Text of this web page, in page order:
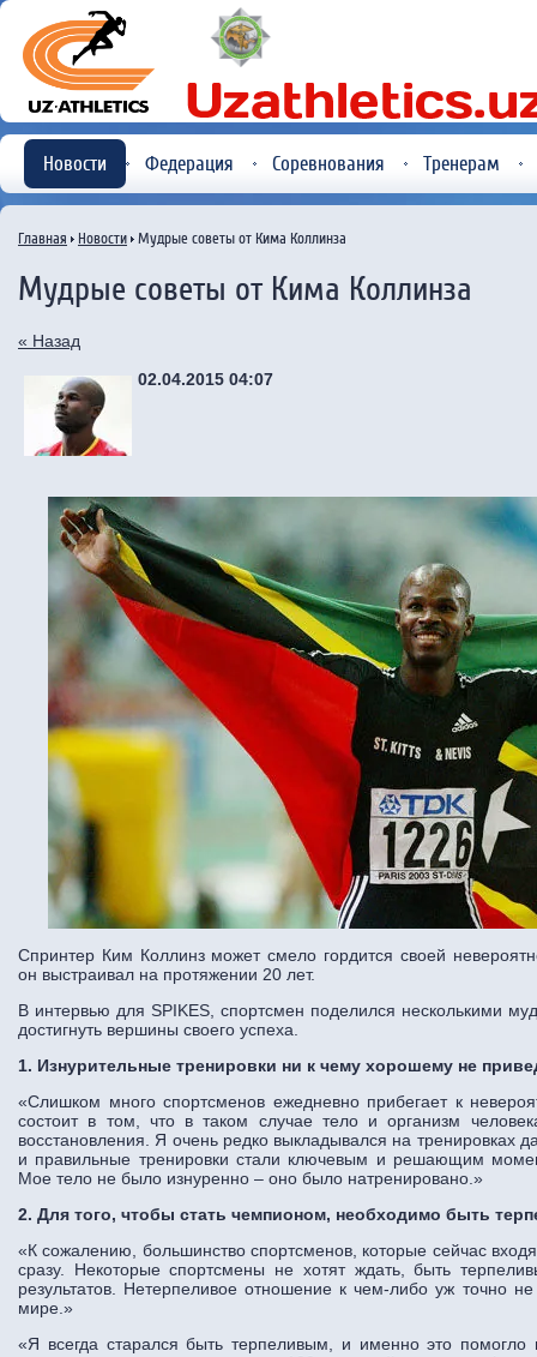
Новости Федерация Соревнования Тренерам
Главная Новости Мудрые советы от Кима Коллинза
Мудрые советы от Кима Коллинза
« Назад
02.04.2015 04:07
Спринтер Ким Коллинз может смело гордится своей
он выстраивал на протяжении 20 лет.
В интервью для SPIKES, спортсмен поделился несколькими
достигнуть вершины своего успеха.
1. Изнурительные тренировки ни к чему хорошему не
«Слишком много спортсменов ежедневно прибегает к
состоит в том, что в таком случае тело и организм
восстановления. Я очень редко выкладывался на
и правильные тренировки стали ключевым и решающим
Мое тело не было изнуренно – оно было натренировано.»
2. Для того, чтобы стать чемпионом, необходимо быть
«К сожалению, большинство спортсменов, которые сейчас
сразу. Некоторые спортсмены не хотят ждать, быть
результатов. Нетерпеливое отношение к чем-либо уж точно
мире.»
«Я всегда старался быть терпеливым, и именно это